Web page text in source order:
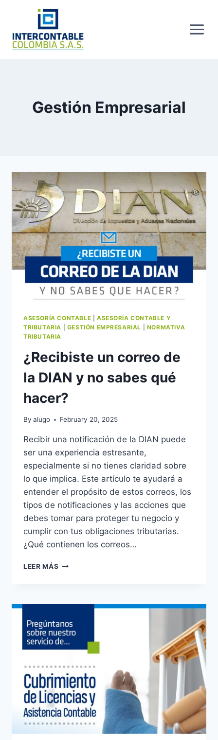
content
Gestión Empresarial
ASESORÍA CONTABLE
ASESORÍA CONTABLE Y
TRIBUTARIA
GESTIÓN EMPRESARIAL
NORMATIVA
TRIBUTARIA
¿Recibiste un correo de
la DIAN y no sabes qué
hacer?
By alugo February 20, 2025
Recibir una notificación de la DIAN puede
ser una experiencia estresante,
especialmente si no tienes claridad sobre
lo que implica. Este artículo te ayudará a
entender el propósito de estos correos, los
tipos de notificaciones y las acciones que
debes tomar para proteger tu negocio y
cumplir con tus obligaciones tributarias.
¿Qué contienen los correos…
LEER MÁS ¿RECIBISTE
LA
Y
NO
SABES
HACER?